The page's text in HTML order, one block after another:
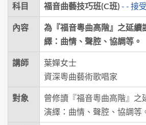
科目 福音曲藝技巧班(C班) - - 接
內容
為『福音粵曲高階』之延續
繹：曲情、聲腔、協調等。
講師
葉嬋女士
資深粵曲藝術歌唱家
對象
曾修讀『福音粵曲高階』之
演繹：曲情、聲腔、協調等